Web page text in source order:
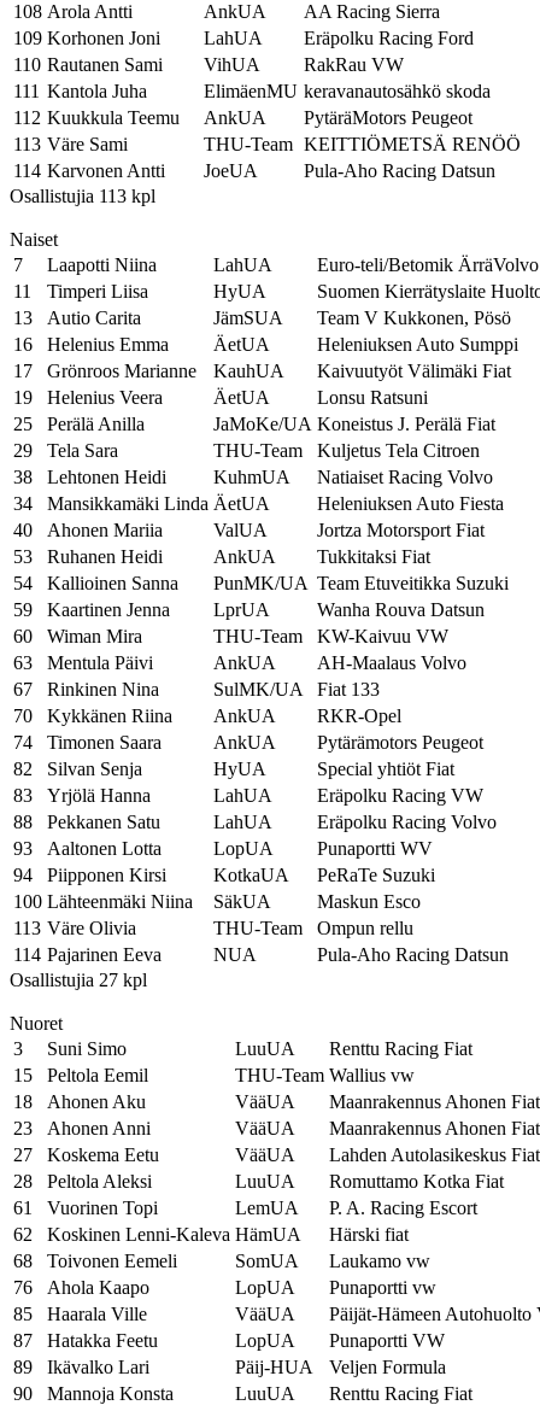
108 Arola Antti AnkUA
AA Racing Sierra
109 Korhonen Joni LahUA
Eräpolku Racing Ford
110 Rautanen Sami VihUA
RakRau VW
111 Kantola Juha ElimäenMU keravanautosähkö skoda
112 Kuukkula Teemu AnkUA
PytäräMotors Peugeot
113 Väre Sami THU-Team KEITTIÖMETSÄ RENÖÖ
114 Karvonen Antti JoeUA
Pula-Aho Racing Datsun
Osallistujia 113 kpl
Naiset
7
Laapotti Niina LahUA
Euro-teli/Betomik ÄrräVolvo
11
Timperi Liisa HyUA
Suomen Kierrätyslaite
13
Autio Carita JämSUA
Team V Kukkonen, Pösö
16
Helenius Emma ÄetUA
Heleniuksen Auto Sumppi
17
Grönroos Marianne KauhUA
Kaivuutyöt Välimäki Fiat
19
Helenius Veera ÄetUA
Lonsu Ratsuni
25
Perälä Anilla JaMoKe/UA Koneistus J. Perälä Fiat
29
Tela Sara THU-Team
Kuljetus Tela Citroen
38
Lehtonen Heidi KuhmUA
Natiaiset Racing Volvo
34
Mansikkamäki Linda ÄetUA
Heleniuksen Auto Fiesta
40
Ahonen Mariia ValUA
Jortza Motorsport Fiat
53
Ruhanen Heidi AnkUA
Tukkitaksi Fiat
54
Kallioinen Sanna PunMK/UA Team Etuveitikka Suzuki
59
Kaartinen Jenna LprUA
Wanha Rouva Datsun
60
Wiman Mira THU-Team
KW-Kaivuu VW
63
Mentula Päivi AnkUA
AH-Maalaus Volvo
67
Rinkinen Nina SulMK/UA
Fiat 133
70
Kykkänen Riina AnkUA
RKR-Opel
74
Timonen Saara AnkUA
Pytärämotors Peugeot
82
Silvan Senja HyUA
Special yhtiöt Fiat
83
Yrjölä Hanna LahUA
Eräpolku Racing VW
88
Pekkanen Satu LahUA
Eräpolku Racing Volvo
93
Aaltonen Lotta LopUA
Punaportti WV
94
Piipponen Kirsi KotkaUA
PeRaTe Suzuki
100 Lähteenmäki Niina SäkUA
Maskun Esco
113 Väre Olivia THU-Team
Ompun rellu
114 Pajarinen Eeva NUA
Pula-Aho Racing Datsun
Osallistujia 27 kpl
Nuoret
3
Suni Simo LuuUA
Renttu Racing Fiat
15
Peltola Eemil THU-Team Wallius vw
18
Ahonen Aku VääUA
Maanrakennus Ahonen Fiat
23
Ahonen Anni VääUA
Maanrakennus Ahonen Fiat
27
Koskema Eetu VääUA
Lahden Autolasikeskus Fiat
28
Peltola Aleksi LuuUA
Romuttamo Kotka Fiat
61
Vuorinen Topi LemUA
P. A. Racing Escort
62
Koskinen Lenni-Kaleva HämUA
Härski fiat
68
Toivonen Eemeli SomUA
Laukamo vw
76
Ahola Kaapo LopUA
Punaportti vw
85
Haarala Ville VääUA
Päijät-Hämeen Autohuolto
87
Hatakka Feetu LopUA
Punaportti VW
89
Ikävalko Lari Päij-HUA
Veljen Formula
90
Mannoja Konsta LuuUA
Renttu Racing Fiat